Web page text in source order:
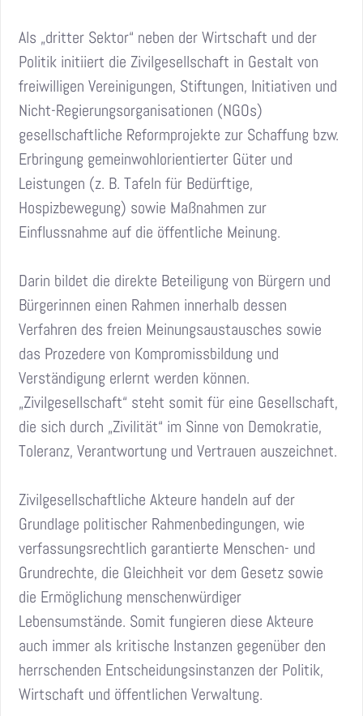
Als „dritter Sektor“ neben der Wirtschaft und der
Politik initiiert die Zivilgesellschaft in Gestalt von
freiwilligen Vereinigungen, Stiftungen, Initiativen und
Nicht-Regierungsorganisationen (NGOs)
gesellschaftliche Reformprojekte zur Schaffung bzw.
Erbringung gemeinwohlorientierter Güter und
Leistungen (z. B. Tafeln für Bedürftige,
Hospizbewegung) sowie Maßnahmen zur
Einflussnahme auf die öffentliche Meinung.
Darin bildet die direkte Beteiligung von Bürgern und
Bürgerinnen einen Rahmen innerhalb dessen
Verfahren des freien Meinungsaustausches sowie
das Prozedere von Kompromissbildung und
Verständigung erlernt werden können.
„Zivilgesellschaft“ steht somit für eine Gesellschaft,
die sich durch „Zivilität“ im Sinne von Demokratie,
Toleranz, Verantwortung und Vertrauen auszeichnet.
Zivilgesellschaftliche Akteure handeln auf der
Grundlage politischer Rahmenbedingungen, wie
verfassungsrechtlich garantierte Menschen- und
Grundrechte, die Gleichheit vor dem Gesetz sowie
die Ermöglichung menschenwürdiger
Lebensumstände. Somit fungieren diese Akteure
auch immer als kritische Instanzen gegenüber den
herrschenden Entscheidungsinstanzen der Politik,
Wirtschaft und öffentlichen Verwaltung.